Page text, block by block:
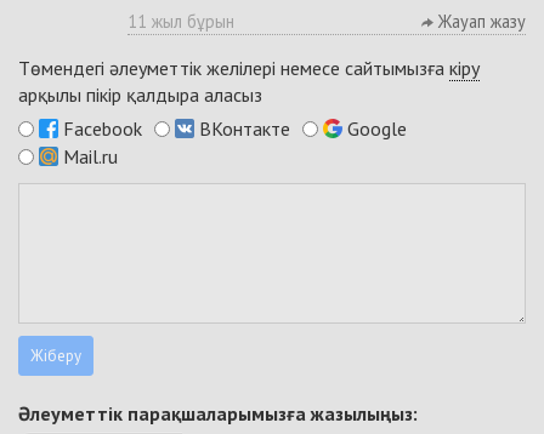
11 жыл бұрын Жауап жазу
Төмендегі әлеуметтік желілері немесе сайтымызға кіру
арқылы пікір қалдыра аласыз
Facebook
ВКонтакте
Google
Mail.ru
Әлеуметтік парақшаларымызға жазылыңыз: